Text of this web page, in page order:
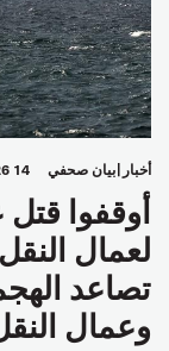
أخبار بيان صحفي 14 JUL 2026
أوقفوا قتل
لعمال
تصاعد
وعمال